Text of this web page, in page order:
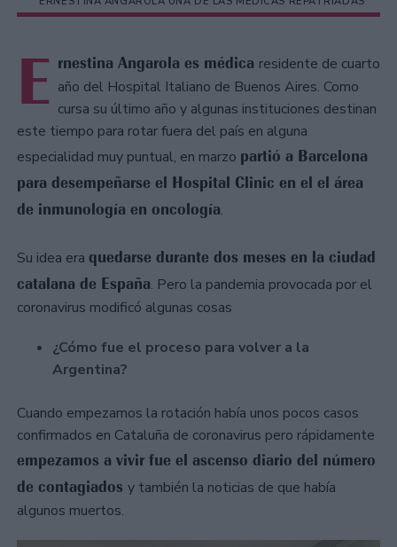
E rnestina Angarola es médica residente de cuarto
año del Hospital Italiano de Buenos Aires. Como
cursa su último año y algunas instituciones destinan
este tiempo para rotar fuera del país en alguna
especialidad muy puntual, en marzo partió a Barcelona
para desempeñarse el Hospital Clinic en el el área
de inmunología en oncología.
Su idea era quedarse durante dos meses en la ciudad
catalana de España. Pero la pandemia provocada por el
coronavirus modificó algunas cosas
¿Cómo fue el proceso para volver a la
Argentina?
Cuando empezamos la rotación había unos pocos casos
confirmados en Cataluña de coronavirus pero rápidamente
empezamos a vivir fue el ascenso diario del número
de contagiados y también la noticias de que había
algunos muertos.